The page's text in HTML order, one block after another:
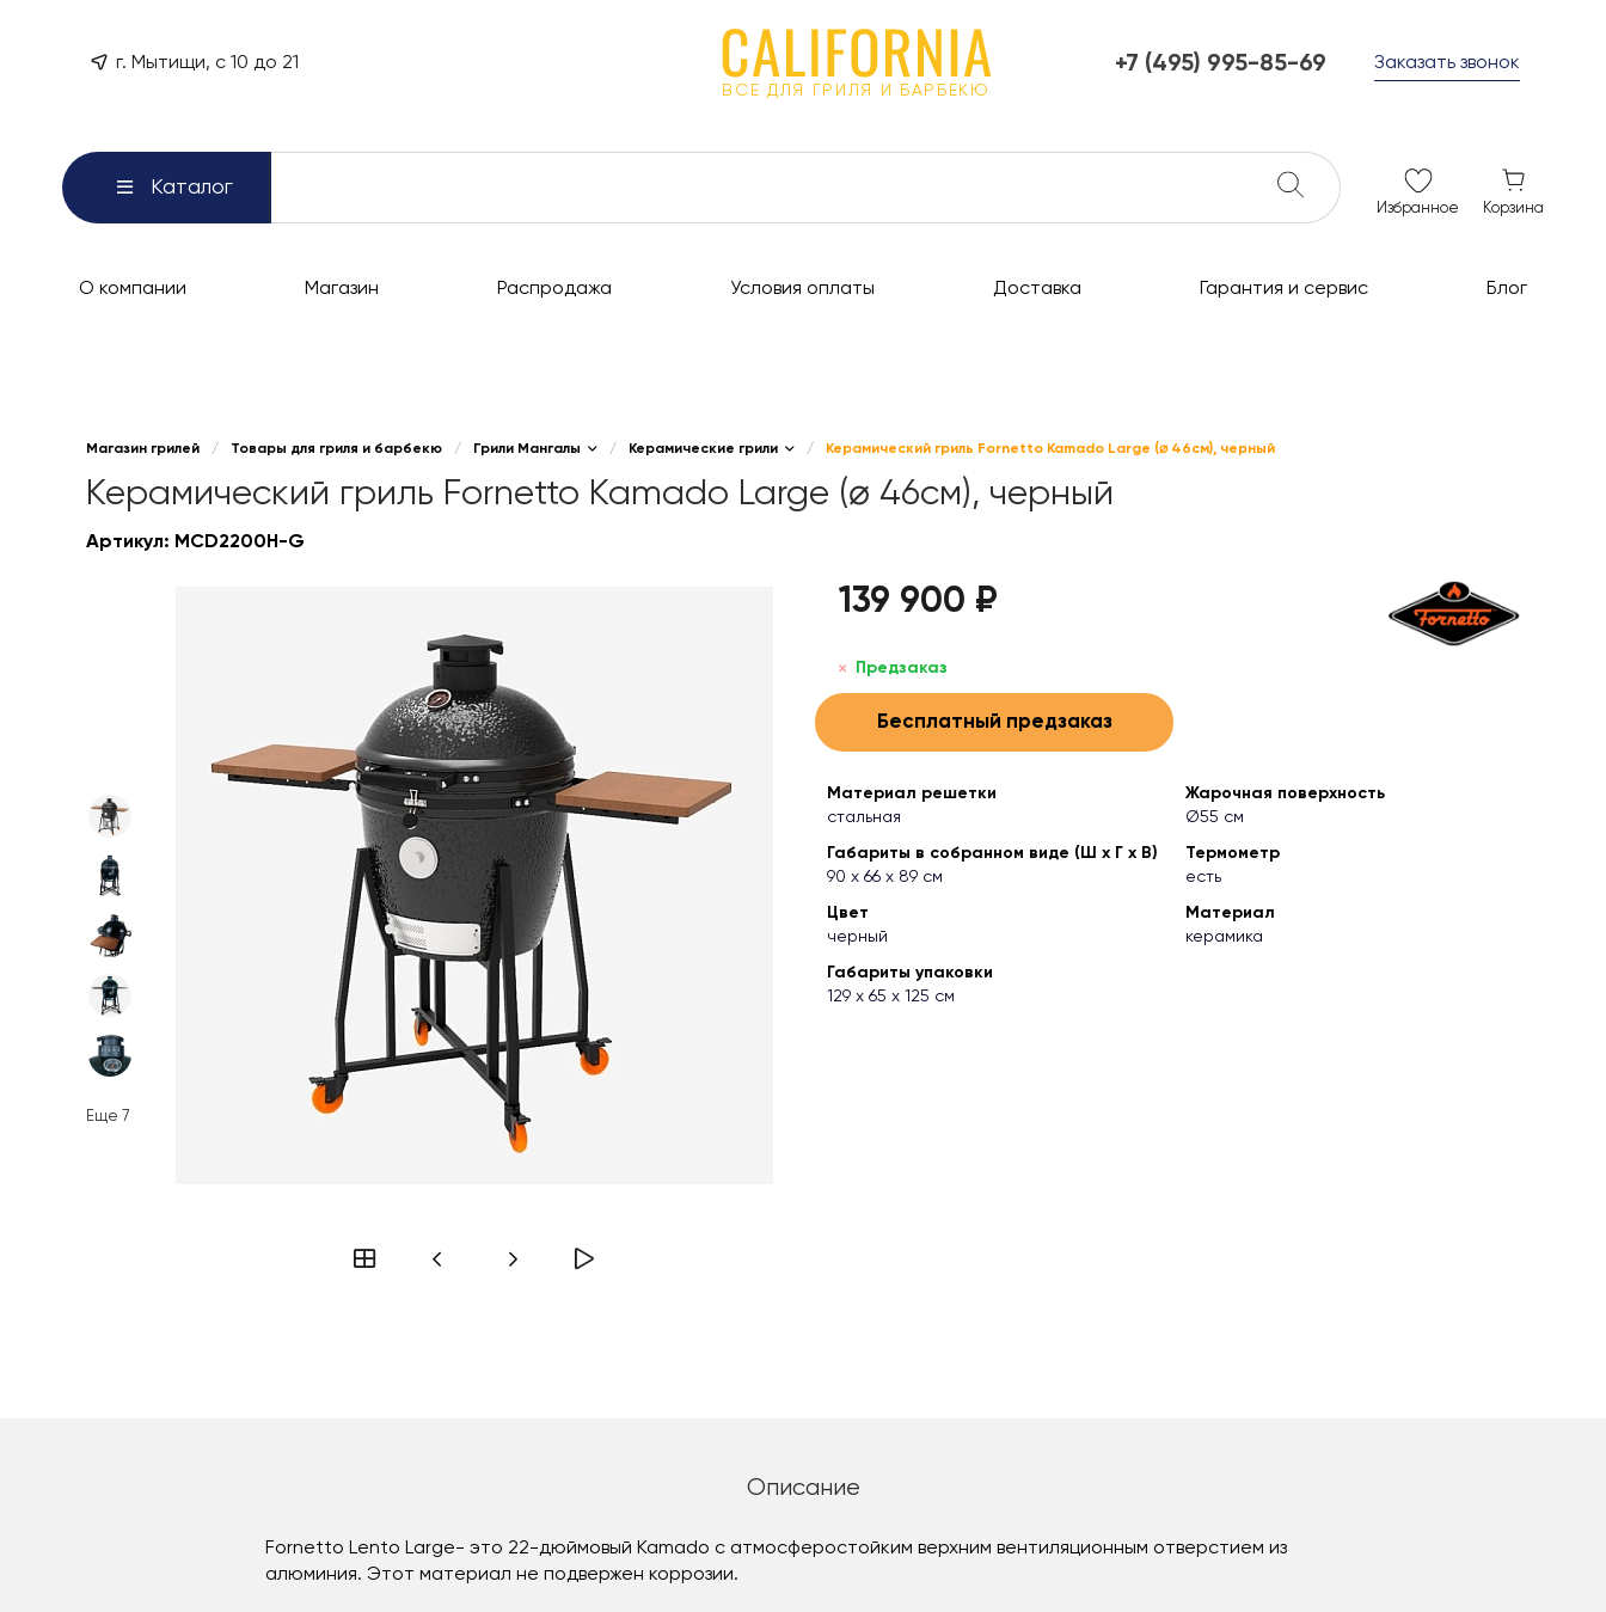
г. Мытищи, с 10 до 21
ВСЕ ДЛЯ ГРИЛЯ И БАРБЕКЮ
+7 (495) 995-85-69
ежедневно с 10 до 21
Заказать звонок
Каталог
Избранное Корзина
О компании Магазин Распродажа Условия оплаты Доставка Гарантия и сервис Блог
Магазин грилей / Товары для гриля и барбекю / Грили Мангалы / Керамические грили / Керамический гриль Fornetto Kamado Large (⌀ 46см), черный
Керамический гриль Fornetto Kamado Large (⌀ 46см), черный
Артикул: MCD2200H-G
Еще 7
139 900 ₽
Предзаказ
Бесплатный предзаказ
Материал решетки
стальная
Жарочная поверхность
Ø55 см
Габариты в собранном виде (Ш х Г х В)
90 х 66 х 89 см
Термометр
есть
Цвет
черный
Материал
керамика
Габариты упаковки
129 x 65 x 125 см
Описание
Fornetto Lento Large- это 22-дюймовый Kamado с атмосферостойким верхним вентиляционным отверстием из
алюминия. Этот материал не подвержен коррозии.